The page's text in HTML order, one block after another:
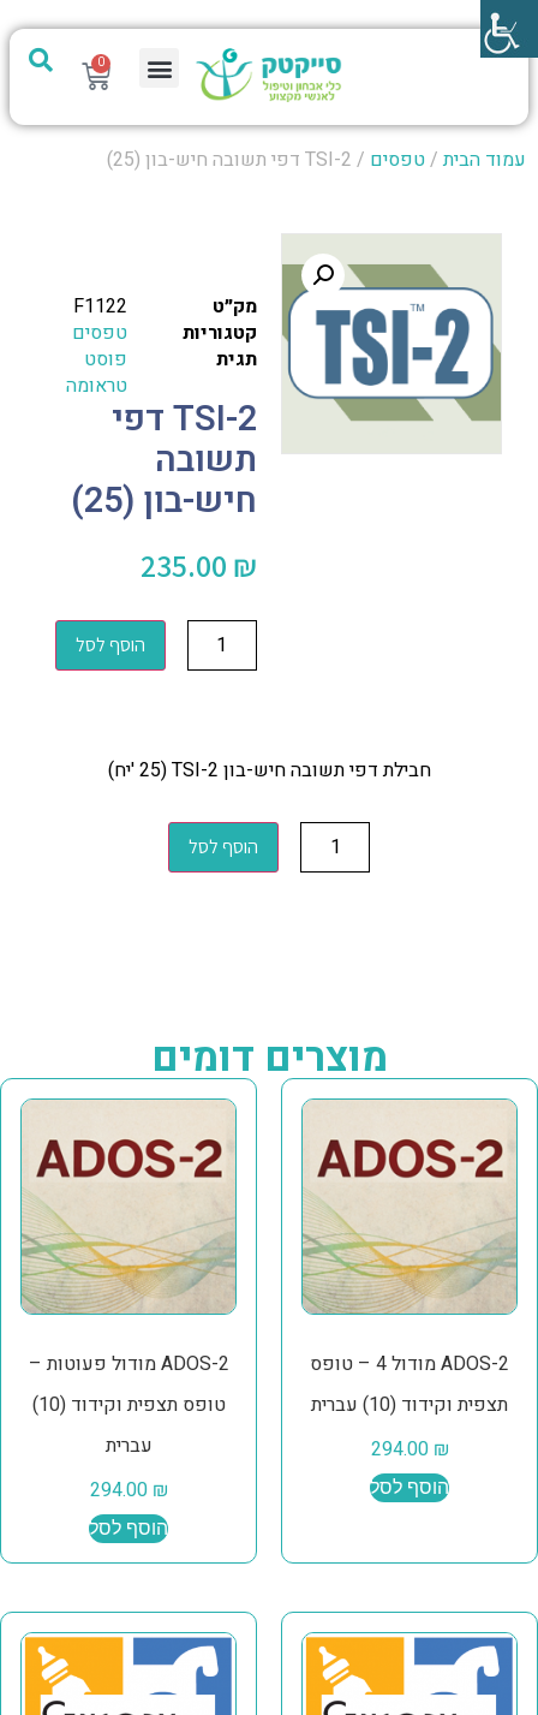
0
עמוד הבית/טפסים / TSI-2 דפי תשובה חיש-בון (25)
מק״ט
F1122
קטגוריות
טפסים
תגית
פוסט
טראומה
TSI-2 דפי
תשובה
חיש-בון (25)
235.00 ₪
הוסף לסל
חבילת דפי תשובה חיש-בון TSI-2 (25 'יח)
הוסף לסל
מוצרים דומים
ADOS-2 מודול 4 – טופס
תצפית וקידוד (10) עברית
294.00 ₪
הוסף לסל
ADOS-2 מודול פעוטות –
טופס תצפית וקידוד (10)
עברית
294.00 ₪
הוסף לסל